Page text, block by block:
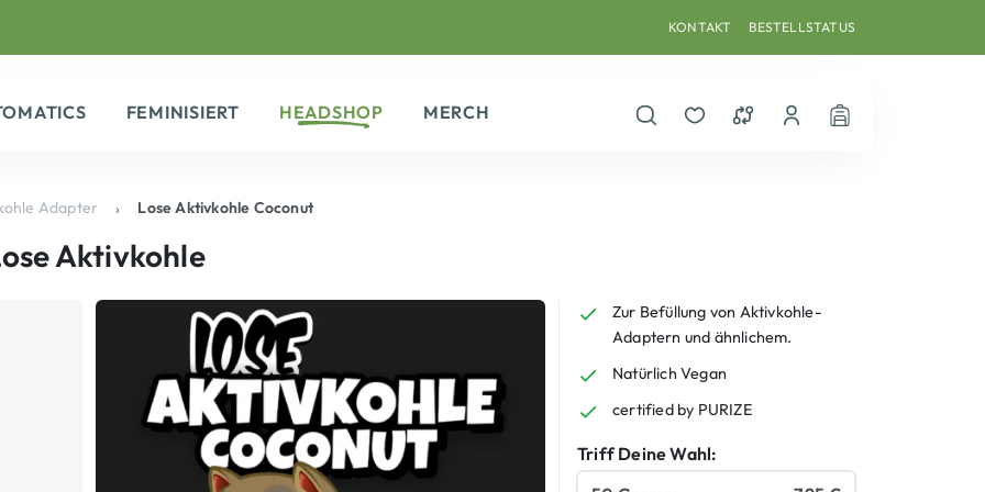
KONTAKT BESTELLSTATUS
FEMINISIERT HEADSHOP
MERCH
Adapter Lose Aktivkohle Coconut
Aktivkohle
Zur Befüllung von Aktivkohle-
Adaptern und ähnlichem.
Natürlich Vegan
certified by PURIZE
Triff Deine Wahl:
Menge